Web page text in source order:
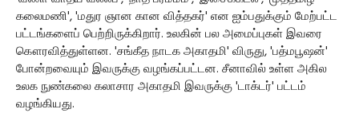
கலைமணி', 'மதுர ஞான கான வித்தகர்' என ஐம்பதுக்கும் மேற்பட்ட
பட்டங்களைப் பெற்றிருக்கிறார். உலகின் பல அமைப்புகள் இவரை
கௌரவித்துள்ளன. 'சங்கீத நாடக அகாதமி' விருது, 'பத்மபூஷன்'
போன்றவையும் இவருக்கு வழங்கப்பட்டன. சீனாவில் உள்ள அகில
உலக நுண்கலை கலாசார அகாதமி இவருக்கு 'டாக்டர்' பட்டம்
வழங்கியது.